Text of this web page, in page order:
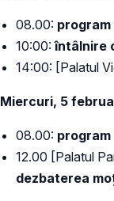
08.00:
10:00: întâlnire
14:00: [Palatul
Miercuri, 5
08.00:
12.00 [Palatul
dezbaterea